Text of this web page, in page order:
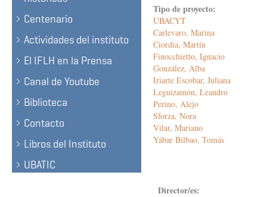
Centenario
Actividades del instituto
El IFLH en la Prensa
Canal de Youtube
Biblioteca
Contacto
Libros del Instituto
UBATIC
Tipo de proyecto:
UBACYT
Carlevaro, Marina
Ciordia, Martín
Finocchietto, Ignacio
González, Alba
Iriarte Escobar, Juliana
Leguizamón, Leandro
Perino, Alejo
Sforza, Nora
Vilar, Mariano
Yábar Bilbao, Tomás
Director/es: